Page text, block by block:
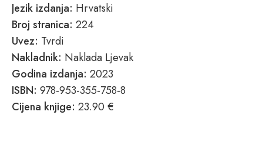
Jezik izdanja: Hrvatski
Broj stranica: 224
Uvez: Tvrdi
Nakladnik: Naklada Ljevak
Godina izdanja: 2023
ISBN: 978-953-355-758-8
Cijena knjige: 23.90 €